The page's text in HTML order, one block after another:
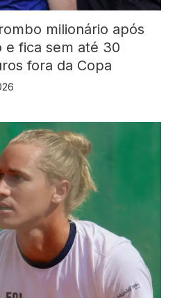
milionário após
e fica sem até 30
fora da Copa